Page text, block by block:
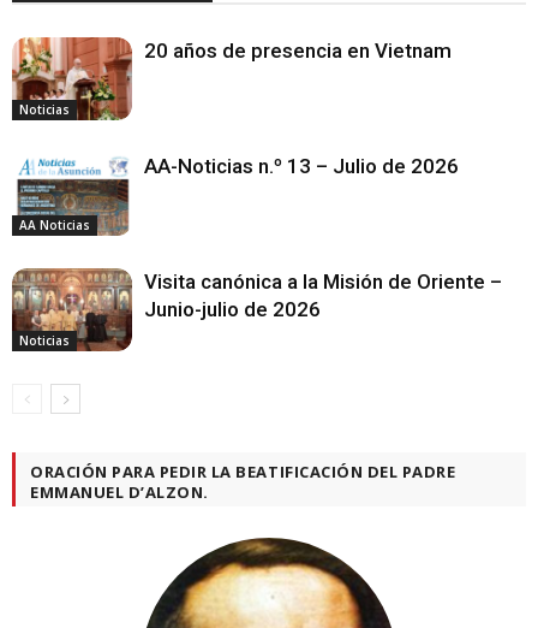
Noticias
20 años de presencia en Vietnam
AA Noticias
AA-Noticias n.º 13 – Julio de 2026
Noticias
Visita canónica a la Misión de Oriente –
Junio-julio de 2026
ORACIÓN PARA PEDIR LA BEATIFICACIÓN DEL PADRE
EMMANUEL D’ALZON.